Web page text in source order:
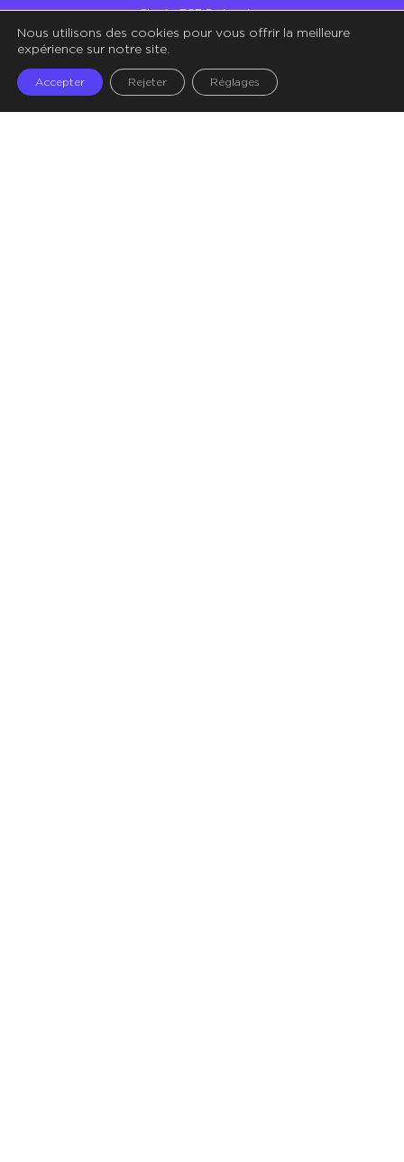
Charte RSE Partenaires
Illustrations – Crédit Storyset
Nous utilisons des cookies pour vous offrir la meilleure
expérience sur notre site.
Accepter Rejeter Réglages